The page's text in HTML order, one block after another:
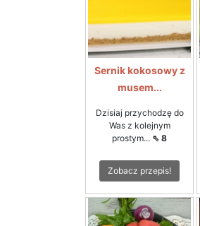
Sernik kokosowy z
musem...
Dzisiaj przychodzę do
Was z kolejnym
prostym... ⇖ 8
Zobacz przepis!